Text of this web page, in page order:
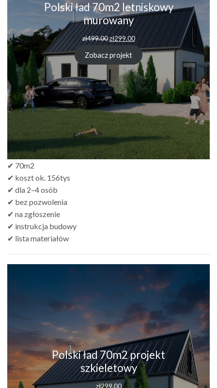
Polski ład 70m2 letniskowy
murowany
zł499.00Pierwotna
cena
wynosiła:
zł499.00.
zł299.00Aktualna
cena
wynosi:
zł299.00.
Zobacz projekt
✔ 70m2
✔ koszt ok. 156tys
✔ dla 2–4 osób
✔ bez pozwolenia
✔ na zgłoszenie
✔ instrukcja budowy
✔ lista materiałów
Polski ład 70m2 projekt
szkieletowy
zł299.00